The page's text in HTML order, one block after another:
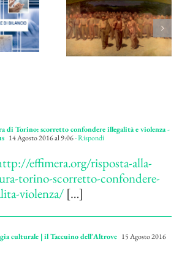
di Torino: scorretto confondere illegalità e violenza -
14 Agosto 2016 al 9:06- Rispondi
effimera.org/risposta-alla-
torino-scorretto-confondere-
violenza/ […]
culturale | il Taccuino dell'Altrove 15 Agosto 2016